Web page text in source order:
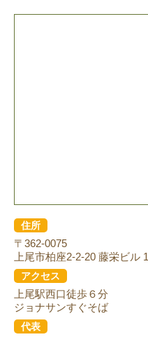
住所
〒362-0075
上尾市柏座2-2-20 藤栄ビル
アクセス
上尾駅西口徒歩６分
ジョナサンすぐそば
代表